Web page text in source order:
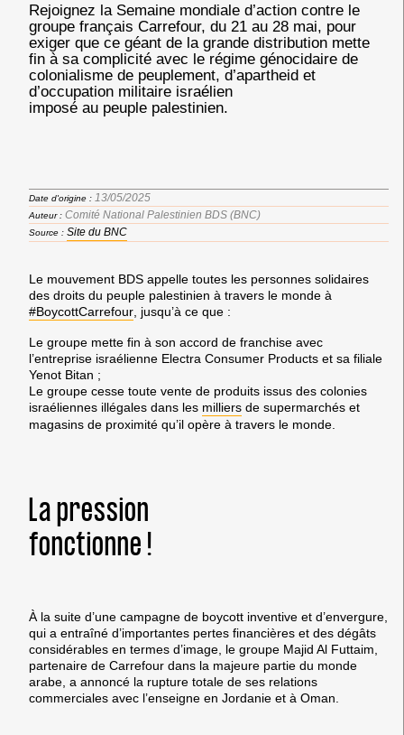
Rejoignez la Semaine mondiale d’action contre le
groupe français Carrefour, du 21 au 28 mai, pour
exiger que ce géant de la grande distribution mette
fin à sa complicité avec le régime génocidaire de
colonialisme de peuplement, d’apartheid et
d’occupation militaire israélien
imposé au peuple palestinien.
Date d'origine : 13/05/2025
Auteur : Comité National Palestinien BDS (BNC)
Source : Site du BNC
Le mouvement BDS appelle toutes les personnes solidaires
des droits du peuple palestinien à travers le monde à
#BoycottCarrefour, jusqu’à ce que :
Le groupe mette fin à son accord de franchise avec
l’entreprise israélienne Electra Consumer Products et sa filiale
Yenot Bitan ;
Le groupe cesse toute vente de produits issus des colonies
israéliennes illégales dans les milliers de supermarchés et
magasins de proximité qu’il opère à travers le monde.
La pression
fonctionne !
À la suite d’une campagne de boycott inventive et d’envergure,
qui a entraîné d’importantes pertes financières et des dégâts
considérables en termes d’image, le groupe Majid Al Futtaim,
partenaire de Carrefour dans la majeure partie du monde
arabe, a annoncé la rupture totale de ses relations
commerciales avec l’enseigne en Jordanie et à Oman.